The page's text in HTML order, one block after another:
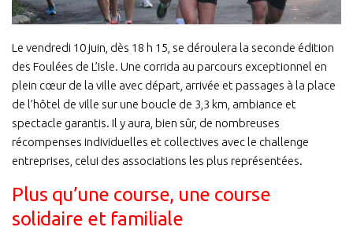
Le vendredi 10 juin, dès 18 h 15, se déroulera la seconde édition
des Foulées de L’Isle. Une corrida au parcours exceptionnel en
plein cœur de la ville avec départ, arrivée et passages à la place
de l’hôtel de ville sur une boucle de 3,3 km, ambiance et
spectacle garantis. Il y aura, bien sûr, de nombreuses
récompenses individuelles et collectives avec le challenge
entreprises, celui des associations les plus représentées.
Plus qu’une course, une course
solidaire et familiale